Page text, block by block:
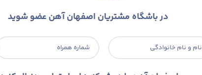
در باشگاه مشتریان اصفهان آهن عضو شوید
نام و نام خانوادگی شماره همراه